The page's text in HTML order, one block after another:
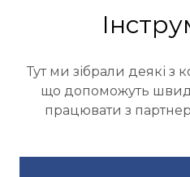
Тут ми зібрали деякі з
що допоможуть
працювати з